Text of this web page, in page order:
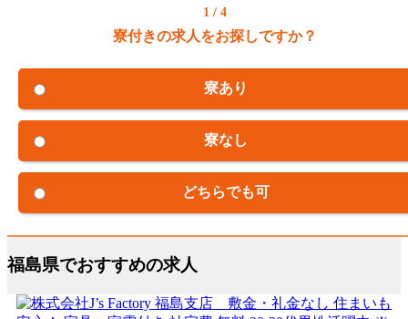
1 / 4
寮付きの求人をお探しですか？
寮あり
寮なし
どちらでも可
福島県でおすすめの求人